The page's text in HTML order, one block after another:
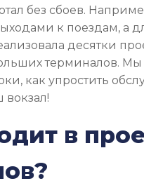
без сбоев.
к поездам, а
десятки
терминалов. Мы
как упростить
в